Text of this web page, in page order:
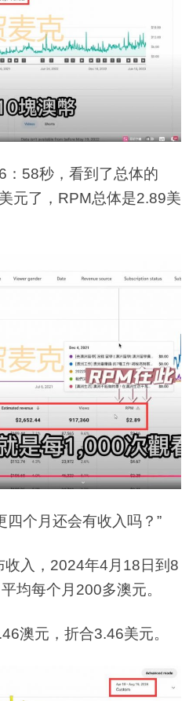
：58秒，看到了总体的
元了，RPM总体是2.89美
四个月还会有收入吗？”
入，2024年4月18日到8
均每个月200多澳元。
澳元，折合3.46美元。